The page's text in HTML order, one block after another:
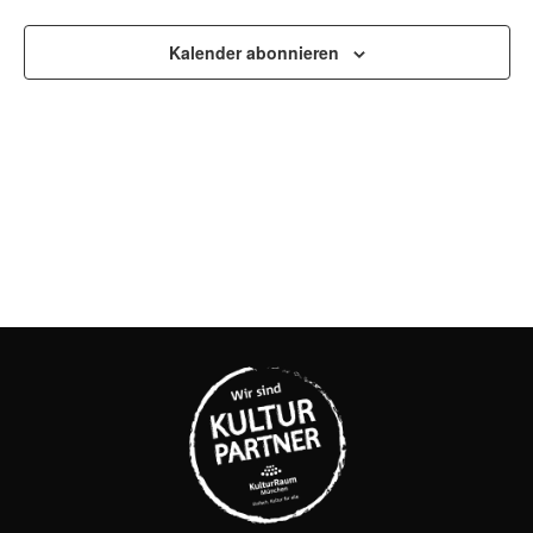
UND
Kalender abonnieren